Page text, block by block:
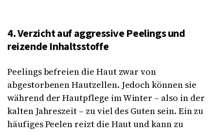
4. Verzicht auf aggressive Peelings und
reizende Inhaltsstoffe
Peelings befreien die Haut zwar von
abgestorbenen Hautzellen. Jedoch können sie
während der Hautpflege im Winter – also in der
kalten Jahreszeit – zu viel des Guten sein. Ein zu
häufiges Peelen reizt die Haut und kann zu